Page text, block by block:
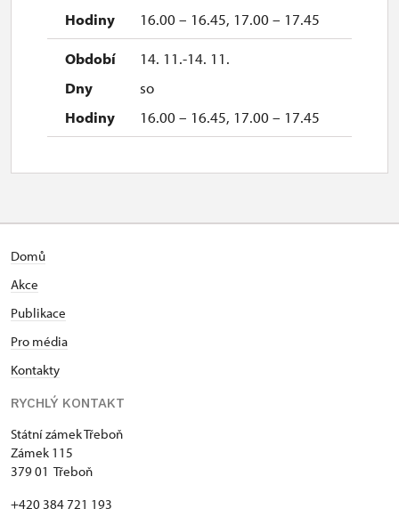
16.00 – 16.45, 17.00 – 17.45
14. 11.-14. 11.
so
16.00 – 16.45, 17.00 – 17.45
Domů
Akce
Publikace
Pro média
Kontakty
RYCHLÝ KONTAKT
Státní zámek Třeboň
Zámek 115
379 01 Třeboň
+420 384 721 193